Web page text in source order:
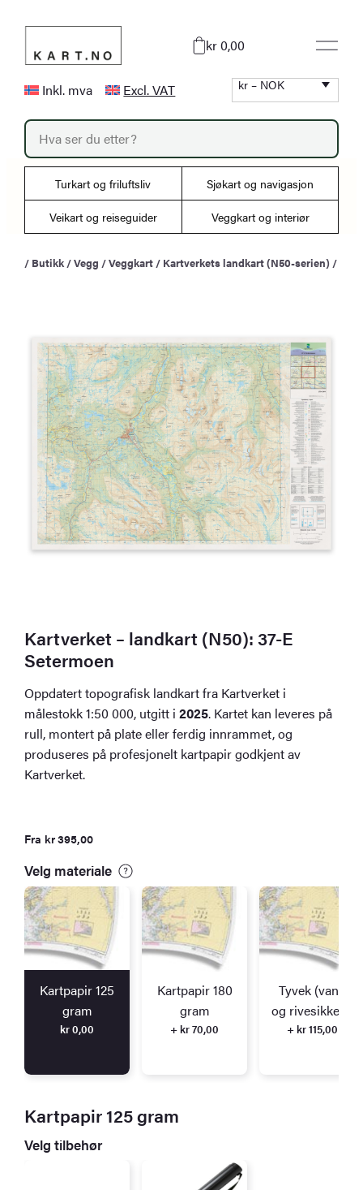
innhold
kr 0,00
Inkl. mva Excl. VAT kr – NOK
P
o
d
t
r
Turkart og friluftsliv Sjøkart og navigasjon
Veikart og reiseguider Veggkart og interiør
/ Butikk /Vegg /Veggkart / Kartverkets landkart (N50-serien) /
Kartverket – landkart (N50): 37-E
Setermoen
Oppdatert topografisk landkart fra Kartverket i
målestokk 1:50 000, utgitt i2025. Kartet kan leveres på
rull, montert på plate eller ferdig innrammet, og
produseres på profesjonelt kartpapir godkjent av
Kartverket.
Fra kr395,00
Velg materiale
Kartpapir 125
gram
kr0,00
Kartpapir 180
gram
+ kr 70,00
Tyvek (vann
og rivesikkert)
+ kr 115,00
Kartpapir 125 gram
Velg tilbehør